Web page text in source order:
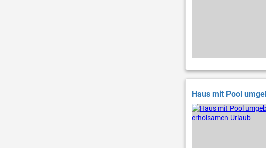
Haus mit Pool